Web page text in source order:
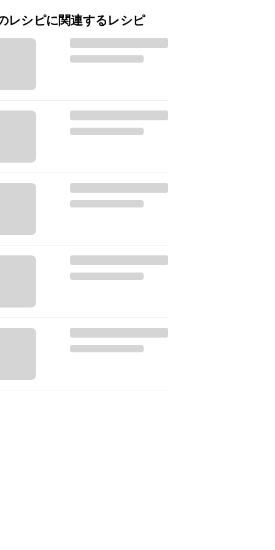
レシピに関連するレシピ